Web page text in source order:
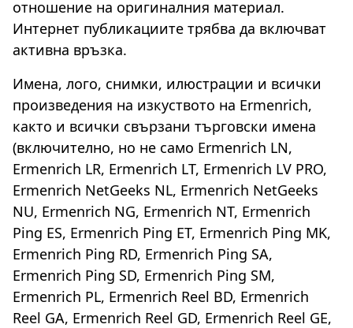
отношение на оригиналния материал.
Интернет публикациите трябва да включват
активна връзка.
Имена, лого, снимки, илюстрации и всички
произведения на изкуството на Ermenrich,
както и всички свързани търговски имена
(включително, но не само Ermenrich LN,
Ermenrich LR, Ermenrich LT, Ermenrich LV PRO,
Ermenrich NetGeeks NL, Ermenrich NetGeeks
NU, Ermenrich NG, Ermenrich NT, Ermenrich
Ping ES, Ermenrich Ping ET, Ermenrich Ping MK,
Ermenrich Ping RD, Ermenrich Ping SA,
Ermenrich Ping SD, Ermenrich Ping SM,
Ermenrich PL, Ermenrich Reel BD, Ermenrich
Reel GA, Ermenrich Reel GD, Ermenrich Reel GE,